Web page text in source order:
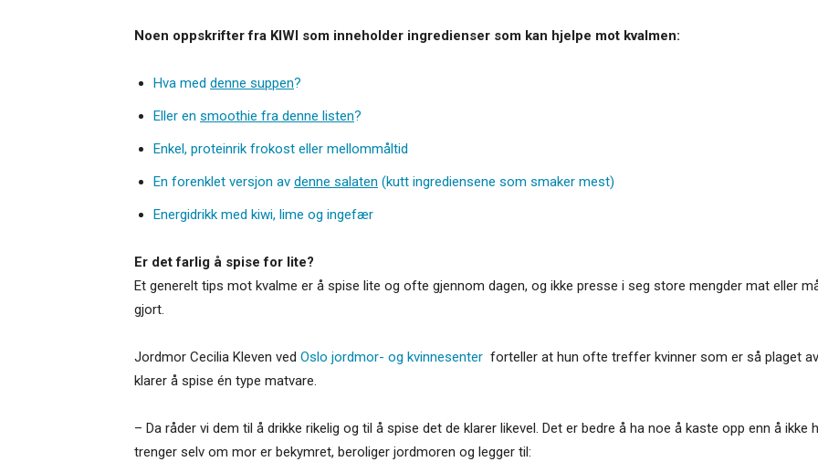
Noen oppskrifter fra KIWI som inneholder ingredienser som kan hjelpe mot kvalmen:
Hva med denne suppen?
Eller en smoothie fra denne listen?
Enkel, proteinrik frokost eller mellommåltid
En forenklet versjon av denne salaten (kutt ingrediensene som smaker mest)
Energidrikk med kiwi, lime og ingefær
Er det farlig å spise for lite?
Et generelt tips mot kvalme er å spise lite og ofte gjennom dagen, og ikke presse i seg store mengder mat eller
gjort.
Jordmor Cecilia Kleven ved Oslo jordmor- og kvinnesenter forteller at hun ofte treffer kvinner som er så plaget
klarer å spise én type matvare.
– Da råder vi dem til å drikke rikelig og til å spise det de klarer likevel. Det er bedre å ha noe å kaste opp enn å
trenger selv om mor er bekymret, beroliger jordmoren og legger til: